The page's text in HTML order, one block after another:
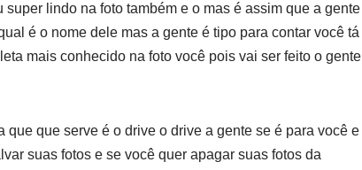
lindo na foto também e o mas é assim que a gente
é o nome dele mas a gente é tipo para contar você tá
mais conhecido na foto você pois vai ser feito o gente
que serve é o drive o drive a gente se é para você e
suas fotos e se você quer apagar suas fotos da